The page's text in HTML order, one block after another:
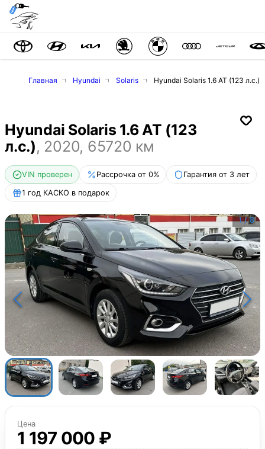
Главная Hyundai Solaris Hyundai Solaris 1.6 AT (123 л.с.)
Hyundai Solaris 1.6 AT (123
л.с.), 2020, 65720 км
VIN проверен Рассрочка от 0% Гарантия от 3 лет
1 год КАСКО в подарок
1 /8
Цена
1 197 000 ₽